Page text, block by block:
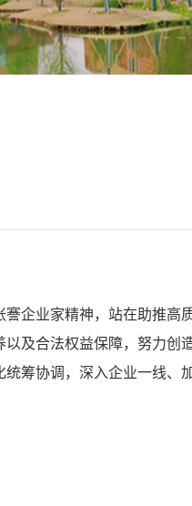
企业家精神，站在助推高
及合法权益保障，努力创
筹协调，深入企业一线、